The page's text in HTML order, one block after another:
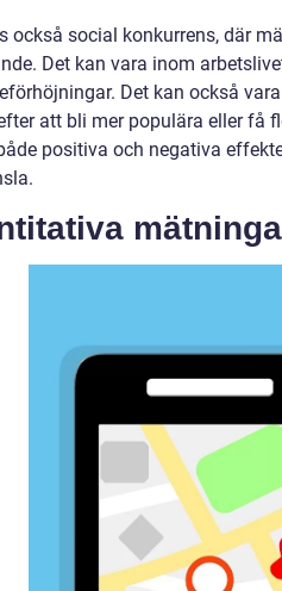
också social konkurrens, där
Det kan vara inom
Det kan också
att bli mer populära eller få
positiva och negativa